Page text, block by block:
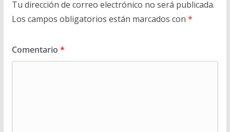
Tu dirección de correo electrónico no será publicada.
Los campos obligatorios están marcados con *
Comentario *